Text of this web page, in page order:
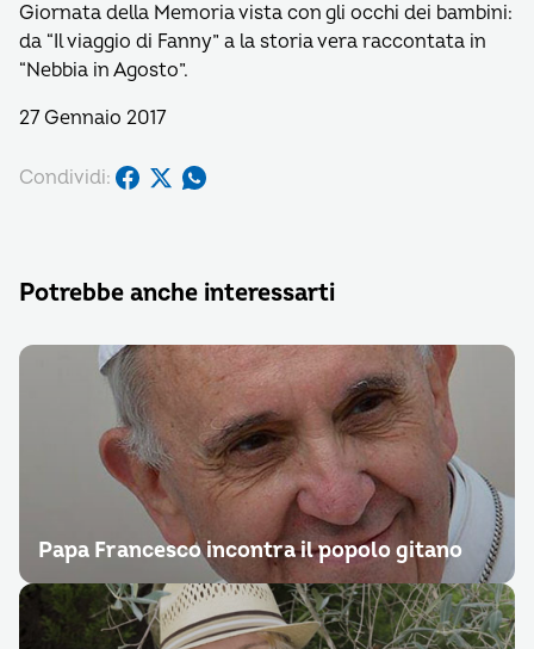
Giornata della Memoria vista con gli occhi dei bambini:
da “Il viaggio di Fanny” a la storia vera raccontata in
“Nebbia in Agosto”.
27 Gennaio 2017
Condividi:
Potrebbe anche interessarti
Papa Francesco incontra il popolo gitano